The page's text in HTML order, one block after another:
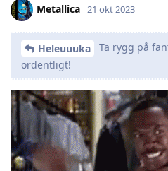
Metallica 21 okt 2023
Heleuuuka
Ta rygg på
ordentligt!